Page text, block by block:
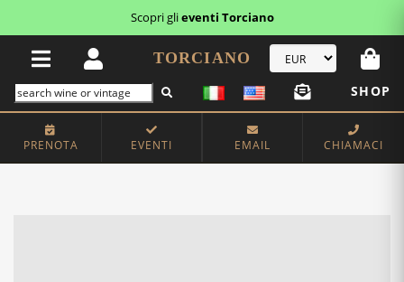
Scopri glieventi Torciano
TORCIANO
SHOP
PRENOTA EVENTI EMAIL CHIAMACI